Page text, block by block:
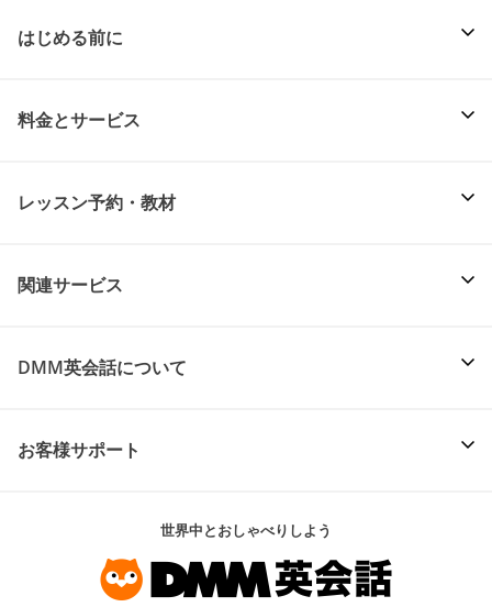
はじめる前に
料金とサービス
レッスン予約・教材
関連サービス
DMM英会話について
お客様サポート
世界中とおしゃべりしよう